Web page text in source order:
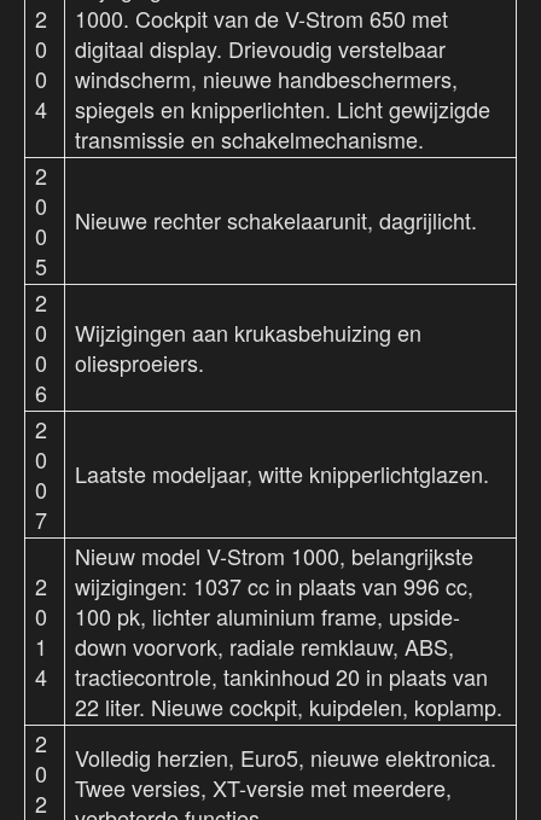
2
0
0
4
1000. Cockpit van de V-Strom 650 met
digitaal display. Drievoudig verstelbaar
windscherm, nieuwe handbeschermers,
spiegels en knipperlichten. Licht gewijzigde
transmissie en schakelmechanisme.
2
0
0
5
Nieuwe rechter schakelaarunit, dagrijlicht.
2
0
0
6
Wijzigingen aan krukasbehuizing en
oliesproeiers.
2
0
0
7
Laatste modeljaar, witte knipperlichtglazen.
2
0
1
4
Nieuw model V-Strom 1000, belangrijkste
wijzigingen: 1037 cc in plaats van 996 cc,
100 pk, lichter aluminium frame, upside-
down voorvork, radiale remklauw, ABS,
tractiecontrole, tankinhoud 20 in plaats van
22 liter. Nieuwe cockpit, kuipdelen, koplamp.
2
0
2
Volledig herzien, Euro5, nieuwe elektronica.
Twee versies, XT-versie met meerdere,